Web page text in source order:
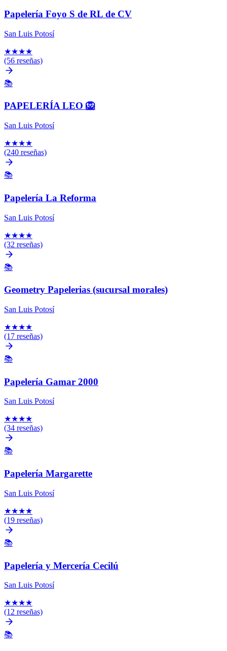
Papelería Foyo S de RL de CV
San Luis Potosí
★★★★
(56 reseñas)
📚
PAPELERÍA LEO 🦁
San Luis Potosí
★★★★
(240 reseñas)
📚
Papelería La Reforma
San Luis Potosí
★★★★
(32 reseñas)
📚
Geometry Papelerias (sucursal morales)
San Luis Potosí
★★★★
(17 reseñas)
📚
Papelería Gamar 2000
San Luis Potosí
★★★★
(34 reseñas)
📚
Papelería Margarette
San Luis Potosí
★★★★
(19 reseñas)
📚
Papelería y Mercería Cecilú
San Luis Potosí
★★★★
(12 reseñas)
📚